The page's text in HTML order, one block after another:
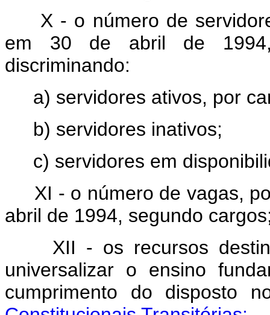
X - o número de
em 30 de abril de
discriminando:
a) servidores ativos, por
b) servidores inativos;
c) servidores em
XI - o número de vagas,
abril de 1994, segundo
XII - os recursos
universalizar o ensino
cumprimento do disposto